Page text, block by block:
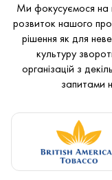
Ми фокусуємося на
розвиток нашого
рішення як для
культуру
організацій з
запитами